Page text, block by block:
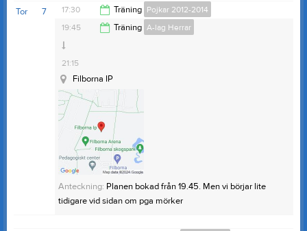
21:30
19:00
7
Tor 17:30 Träning Pojkar 2012-2014
19:00
Filborna IP
Övrig platsinfo:Plan 4 Gräs
Anteckning: OBS!! Fotbollsskor, benskydd,
vattenflaska och kläder efter väder !
19:45 Träning A-lag Herrar
21:15
Filborna IP
Anteckning: Planen bokad från 19.45. Men vi börjar lite
tidigare vid sidan om pga mörker